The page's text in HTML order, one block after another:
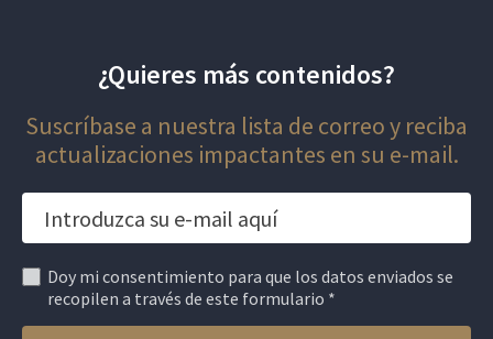
¿Quieres más contenidos?
Suscríbase a nuestra lista de correo y reciba
actualizaciones impactantes en su e-mail.
Doy mi consentimiento para que los datos enviados se
recopilen a través de este formulario *